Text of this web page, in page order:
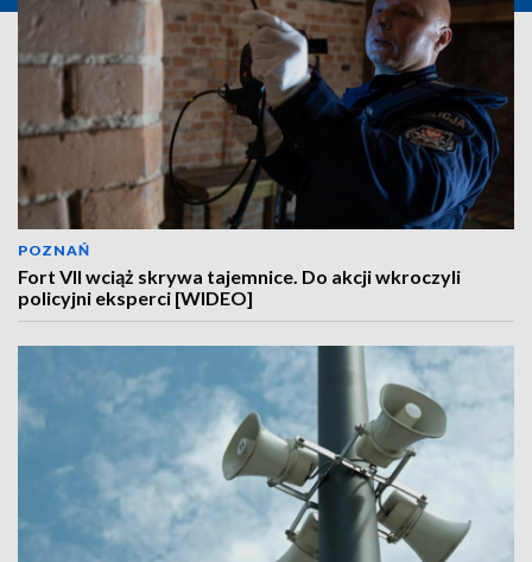
POZNAŃ
Fort VII wciąż skrywa tajemnice. Do akcji wkroczyli
policyjni eksperci [WIDEO]